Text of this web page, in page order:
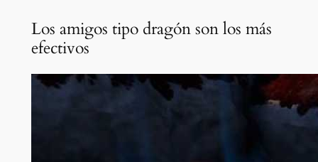
Los amigos tipo dragón son los más
efectivos